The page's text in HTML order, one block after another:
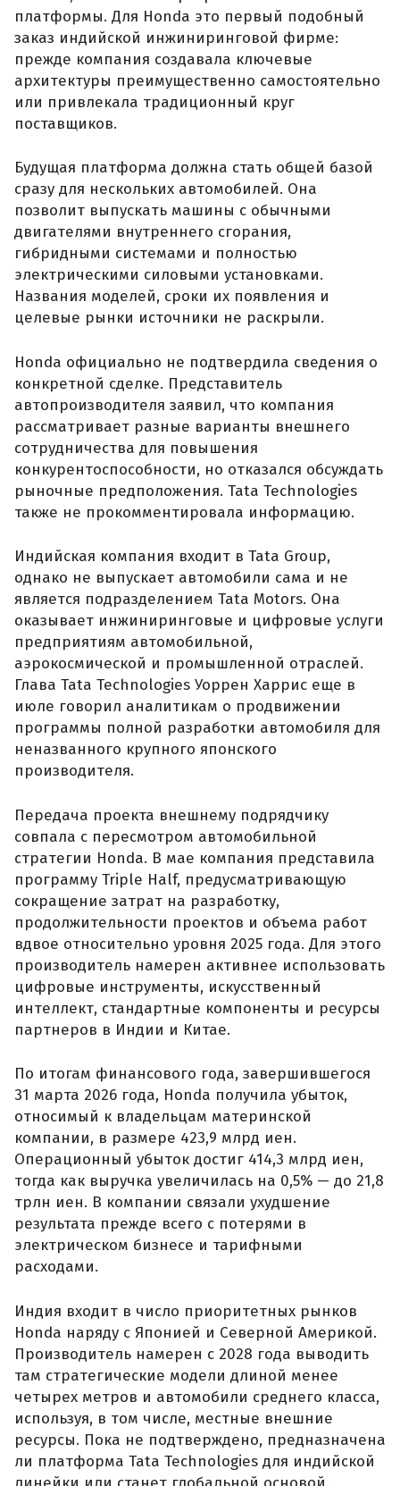
платформы. Для Honda это первый подобный
заказ индийской инжиниринговой фирме:
прежде компания создавала ключевые
архитектуры преимущественно самостоятельно
или привлекала традиционный круг
поставщиков.
Будущая платформа должна стать общей базой
сразу для нескольких автомобилей. Она
позволит выпускать машины с обычными
двигателями внутреннего сгорания,
гибридными системами и полностью
электрическими силовыми установками.
Названия моделей, сроки их появления и
целевые рынки источники не раскрыли.
Honda официально не подтвердила сведения о
конкретной сделке. Представитель
автопроизводителя заявил, что компания
рассматривает разные варианты внешнего
сотрудничества для повышения
конкурентоспособности, но отказался обсуждать
рыночные предположения. Tata Technologies
также не прокомментировала информацию.
Индийская компания входит в Tata Group,
однако не выпускает автомобили сама и не
является подразделением Tata Motors. Она
оказывает инжиниринговые и цифровые услуги
предприятиям автомобильной,
аэрокосмической и промышленной отраслей.
Глава Tata Technologies Уоррен Харрис еще в
июле говорил аналитикам о продвижении
программы полной разработки автомобиля для
неназванного крупного японского
производителя.
Передача проекта внешнему подрядчику
совпала с пересмотром автомобильной
стратегии Honda. В мае компания представила
программу Triple Half, предусматривающую
сокращение затрат на разработку,
продолжительности проектов и объема работ
вдвое относительно уровня 2025 года. Для этого
производитель намерен активнее использовать
цифровые инструменты, искусственный
интеллект, стандартные компоненты и ресурсы
партнеров в Индии и Китае.
По итогам финансового года, завершившегося
31 марта 2026 года, Honda получила убыток,
относимый к владельцам материнской
компании, в размере 423,9 млрд иен.
Операционный убыток достиг 414,3 млрд иен,
тогда как выручка увеличилась на 0,5% — до 21,8
трлн иен. В компании связали ухудшение
результата прежде всего с потерями в
электрическом бизнесе и тарифными
расходами.
Индия входит в число приоритетных рынков
Honda наряду с Японией и Северной Америкой.
Производитель намерен с 2028 года выводить
там стратегические модели длиной менее
четырех метров и автомобили среднего класса,
используя, в том числе, местные внешние
ресурсы. Пока не подтверждено, предназначена
ли платформа Tata Technologies для индийской